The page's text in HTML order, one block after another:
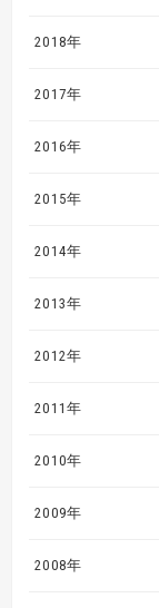
2018年
2017年
2016年
2015年
2014年
2013年
2012年
2011年
2010年
2009年
2008年